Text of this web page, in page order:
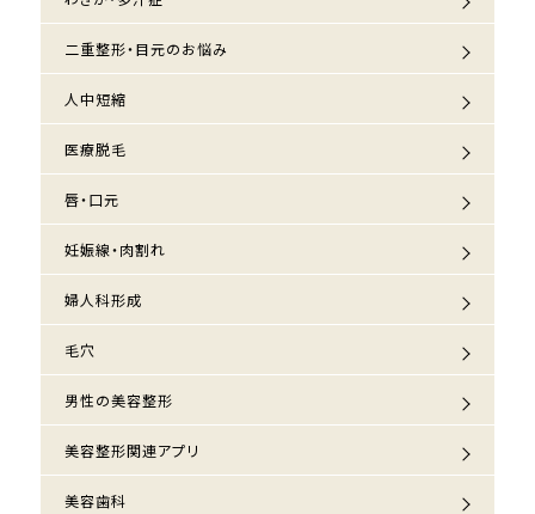
二重整形・目元のお悩み
人中短縮
医療脱毛
唇・口元
妊娠線・肉割れ
婦人科形成
毛穴
男性の美容整形
美容整形関連アプリ
美容歯科